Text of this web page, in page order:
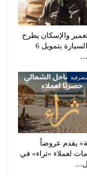
والإسكان يطرح
قرض السيارة بتمويل 6
يقدم عروضاً
لعملاء «ثراء» في